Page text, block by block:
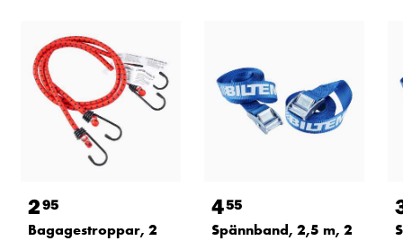
295
Bagagestroppar, 2
455
Spännband, 2,5 m, 2